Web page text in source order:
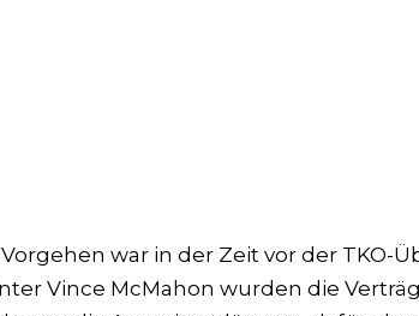
war in der Zeit vor der TKO-
Vince McMahon wurden die